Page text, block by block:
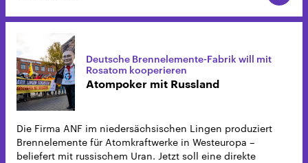
Deutsche Brennelemente-Fabrik will mit
Rosatom kooperieren
Atompoker mit Russland
Die Firma ANF im niedersächsischen Lingen produziert
Brennelemente für Atomkraftwerke in Westeuropa –
beliefert mit russischem Uran. Jetzt soll eine direkte